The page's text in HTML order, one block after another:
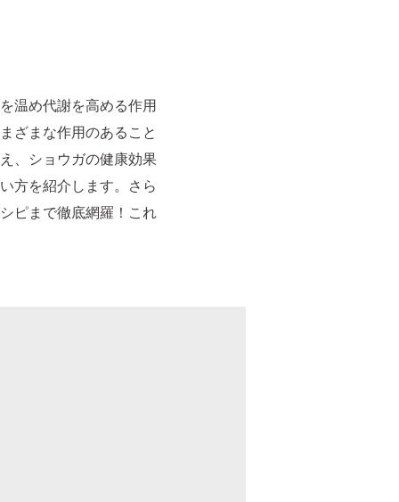
温め代謝を高める作用
ざまな作用のあること
、ショウガの健康効果
方を紹介します。さら
ピまで徹底網羅！これ